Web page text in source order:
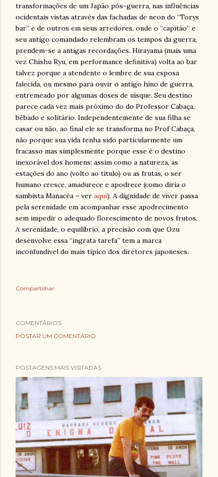
transformações de um Japão pós-guerra, nas influências
ocidentais vistas através das fachadas de neon do “Torys
bar” e de outros em seus arredores, onde o “capitão” e
seu antigo comandado relembram os tempos da guerra,
prendem-se a antigas recordações. Hirayama (mais uma
vez Chishu Ryu, em performance definitiva) volta ao bar
talvez porque a atendente o lembre de sua esposa
falecida, ou mesmo para ouvir o antigo hino de guerra,
entremeado por algumas doses de uísque. Seu destino
parece cada vez mais próximo do do Professor Cabaça,
bêbado e solitário. Independentemente de sua filha se
casar ou não, ao final ele se transforma no Prof Cabaça,
não porque sua vida tenha sido particularmente um
fracasso mas simplesmente porque esse é o destino
inexorável dos homens: assim como a natureza, as
estações do ano (volto ao título) ou as frutas, o ser
humano cresce, amadurece e apodrece (como diria o
sambista Manacéa – ver aqui). A dignidade de viver passa
pela serenidade em acompanhar esse apodrecimento
sem impedir o adequado florescimento de novos frutos.
A serenidade, o equilíbrio, a precisão com que Ozu
desenvolve essa “ingrata tarefa” tem a marca
inconfundível do mais típico dos diretores japoneses.
Compartilhar
COMENTÁRIOS
POSTAR UM COMENTÁRIO
POSTAGENS MAIS VISITADAS